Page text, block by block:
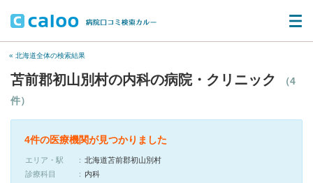
« 北海道全体の検索結果
苫前郡初山別村の内科の病院・クリニック
（4
件）
4件の医療機関が見つかりました
エリア・駅
北海道苫前郡初山別村
診療科目
内科